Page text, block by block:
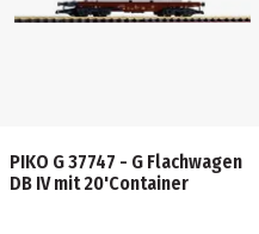
PIKO G 37747 - G Flachwagen
DB IV mit 20'Container